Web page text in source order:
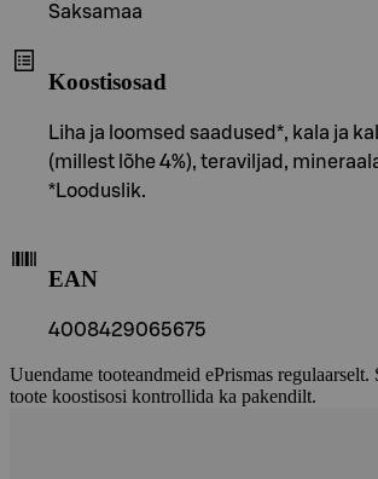
Saksamaa
Koostisosad
Liha ja loomsed saadused*, kala ja
(millest lõhe 4%), teraviljad,
*Looduslik.
EAN
4008429065675
Uuendame tooteandmeid ePrismas regulaarselt.
toote koostisosi kontrollida ka pakendilt.